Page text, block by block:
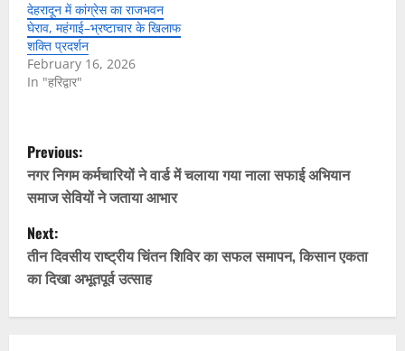
देहरादून में कांग्रेस का राजभवन
घेराव, महंगाई–भ्रष्टाचार के खिलाफ
शक्ति प्रदर्शन
February 16, 2026
In "हरिद्वार"
P
o
s
t
n
Previous:
नगर निगम कर्मचारियों ने वार्ड में चलाया गया नाला सफाई अभियान
समाज सेवियों ने जताया आभार
Next:
तीन दिवसीय राष्ट्रीय चिंतन शिविर का सफल समापन, किसान एकता
का दिखा अभूतपूर्व उत्साह